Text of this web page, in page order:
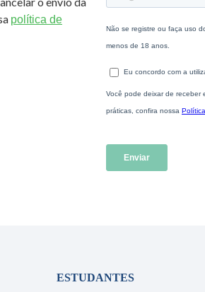
política de
ESTUDANTES